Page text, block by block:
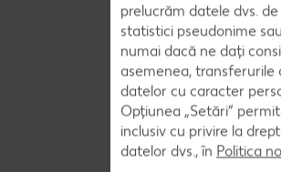
prelucrăm datele dvs.
statistici pseudonime
numai dacă ne dați
asemenea,
datelor cu caracter
Opțiunea „Setări”
inclusiv cu privire la
datelor dvs., în Politica